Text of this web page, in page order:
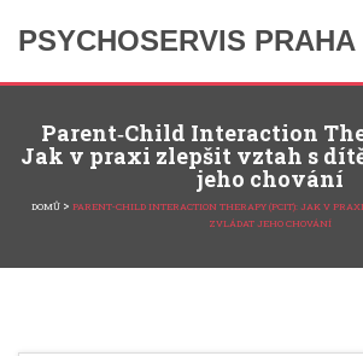
PSYCHOSERVIS PRAHA
Parent‑Child Interaction
Jak v praxi zlepšit vztah s
jeho chování
DOMŮ > PARENT‑CHILD INTERACTION THERAPY (PCIT): JAK V
ZVLÁDAT JEHO CHOVÁNÍ